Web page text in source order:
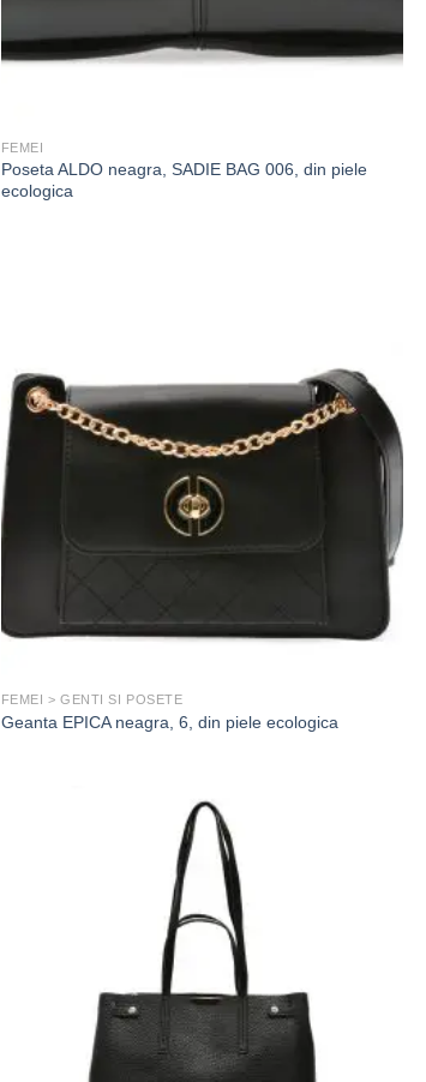
FEMEI
Poseta ALDO neagra, SADIE BAG 006, din piele
ecologica
FEMEI > GENTI SI POSETE
Geanta EPICA neagra, 6, din piele ecologica